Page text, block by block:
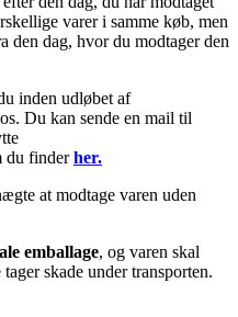
varer i samme køb, men
den dag, hvor du modtager den
inden udløbet af
Du kan sende en mail til
du finder her.
at modtage varen uden
emballage, og varen skal
skade under transporten.